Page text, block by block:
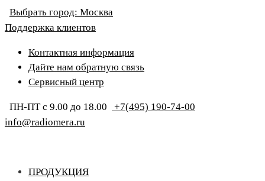
Выбрать город: Москва
Поддержка клиентов
Контактная информация
Дайте нам обратную связь
Сервисный центр
ПН-ПТ с 9.00 до 18.00
+7(495) 190-74-00
info@radiomera.ru
ПРОДУКЦИЯ